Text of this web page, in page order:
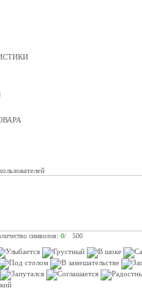
символов: 0/ 500